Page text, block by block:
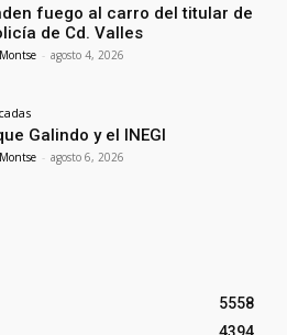
fuego al carro del titular de
de Cd. Valles
- agosto 4, 2026
Galindo y el INEGI
- agosto 6, 2026
5558